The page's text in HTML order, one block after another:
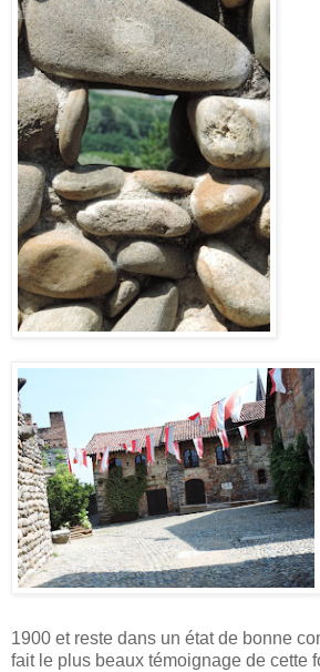
1900 et reste dans un état de bonne
fait le plus beaux témoignage de cette